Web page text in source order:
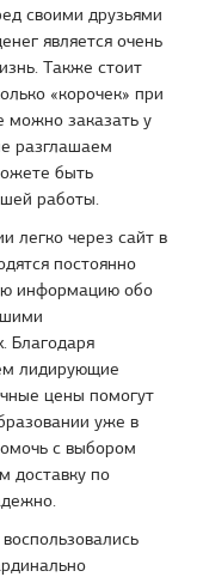
своими друзьями
является очень
Также стоит
«корочек» при
можно заказать у
разглашаем
быть
работы.
легко через сайт в
постоянно
информацию обо
Благодаря
лидирующие
цены помогут
уже в
с выбором
доставку по